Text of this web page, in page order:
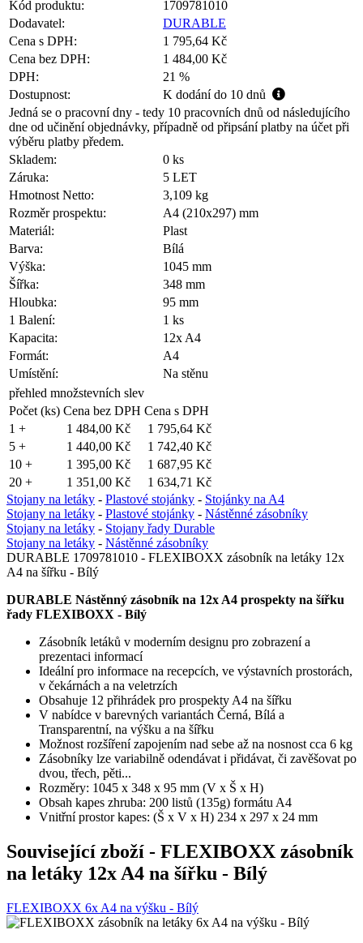
Kód produktu:
1709781010
Dodavatel:
DURABLE
Cena s DPH:
1 795,64 Kč
Cena bez DPH:
1 484,00 Kč
DPH:
21 %
Dostupnost:
K dodání do 10 dnů
Jedná se o pracovní dny - tedy 10 pracovních dnů od následujícího
dne od učinění objednávky, případně od připsání platby na účet při
výběru platby předem.
Skladem:
0 ks
Záruka:
5 LET
Hmotnost Netto:
3,109 kg
Rozměr prospektu:
A4 (210x297) mm
Materiál:
Plast
Barva:
Bílá
Výška:
1045 mm
Šířka:
348 mm
Hloubka:
95 mm
1 Balení:
1 ks
Kapacita:
12x A4
Formát:
A4
Umístění:
Na stěnu
přehled množstevních slev
Počet (ks) Cena bez DPH Cena s DPH
1 +
1 484,00 Kč
1 795,64 Kč
5 +
1 440,00 Kč
1 742,40 Kč
10 +
1 395,00 Kč
1 687,95 Kč
20 +
1 351,00 Kč
1 634,71 Kč
Stojany na letáky - Plastové stojánky - Stojánky na A4
Stojany na letáky - Plastové stojánky - Nástěnné zásobníky
Stojany na letáky - Stojany řady Durable
Stojany na letáky - Nástěnné zásobníky
DURABLE 1709781010 - FLEXIBOXX zásobník na letáky 12x
A4 na šířku - Bílý
DURABLE Nástěnný zásobník na 12x A4 prospekty na šířku
řady FLEXIBOXX - Bílý
Zásobník letáků v moderním designu pro zobrazení a
prezentaci informací
Ideální pro informace na recepcích, ve výstavních prostorách,
v čekárnách a na veletrzích
Obsahuje 12 přihrádek pro prospekty A4 na šířku
V nabídce v barevných variantách Černá, Bílá a
Transparentní, na výšku a na šířku
Možnost rozšíření zapojením nad sebe až na nosnost cca 6 kg
Zásobníky lze variabilně odendávat i přidávat, či zavěšovat po
dvou, třech, pěti...
Rozměry: 1045 x 348 x 95 mm (V x Š x H)
Obsah kapes zhruba: 200 listů (135g) formátu A4
Vnitřní prostor kapes: (Š x V x H) 234 x 297 x 24 mm
Související zboží - FLEXIBOXX zásobník
na letáky 12x A4 na šířku - Bílý
FLEXIBOXX 6x A4 na výšku - Bílý